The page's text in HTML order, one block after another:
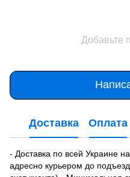
Добавьте
Доставка Оплата
- Доставка по всей Украине
адресно курьером до